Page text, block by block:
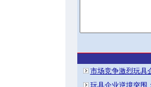
市场竞争激烈玩具
玩具企业逆境突围